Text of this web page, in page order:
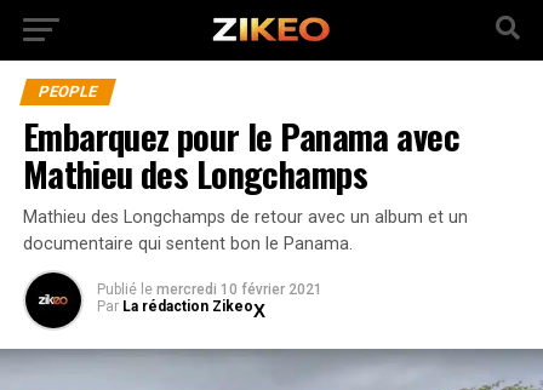
PEOPLE
Embarquez pour le Panama avec
Mathieu des Longchamps
Mathieu des Longchamps de retour avec un album et un
documentaire qui sentent bon le Panama.
Publié le mercredi 10 février 2021
Par La rédaction Zikeo